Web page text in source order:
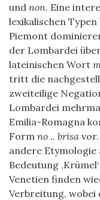
und non. Eine
lexikalischen
Piemont
der Lombardei
lateinischen Wort
tritt die
zweiteilige
Lombardei
Emilia-Romagna
Form no .. brisa
andere Etymologie
Bedeutung
Venetien finden
Verbreitung,